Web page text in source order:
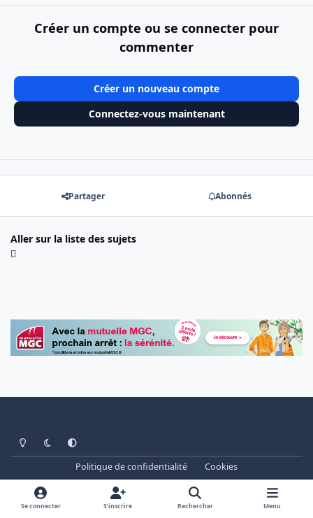
Créer un compte ou se connecter pour
commenter
Créer un nouveau compte
Connectez-vous maintenant
Partager Abonnés
Aller sur la liste des sujets
Light ModeDark ModeSystem Preference
Politique de confidentialité
Cookies
www.cheminots.net - Forum Libre depuis 2003
Powered by
Invision Community
Se connecter S’inscrire Rechercher Menu